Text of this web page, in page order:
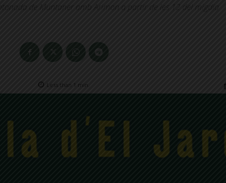
de Muntaner amb Arimon a partir de les 12 del migdia
Less than 1 min.